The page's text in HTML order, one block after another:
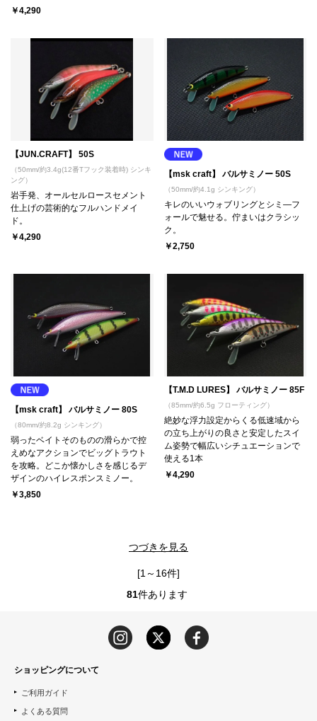
￥4,290
【JUN.CRAFT】 50S
（50mm/約3.4g(12番Tフック装着時) シンキ
ング）
岩手発、オールセルロースセメント
仕上げの芸術的なフルハンドメイ
ド。
￥4,290
【msk craft】 バルサミノー 50S
（50mm/約4.1g シンキング）
キレのいいウォブリングとシミ―フ
ォールで魅せる。佇まいはクラシッ
ク。
￥2,750
【msk craft】 バルサミノー 80S
（80mm/約8.2g シンキング）
弱ったベイトそのものの滑らかで控
えめなアクションでビッグトラウト
を攻略。どこか懐かしさを感じるデ
ザインのハイレスポンスミノー。
￥3,850
【T.M.D LURES】 バルサミノー 85F
（85mm/約6.5g フローティング）
絶妙な浮力設定からくる低速域から
の立ち上がりの良さと安定したスイ
ム姿勢で幅広いシチュエーションで
使える1本
￥4,290
つづきを見る
[1～16件]
81件あります
ショッピングについて
ご利用ガイド
よくある質問